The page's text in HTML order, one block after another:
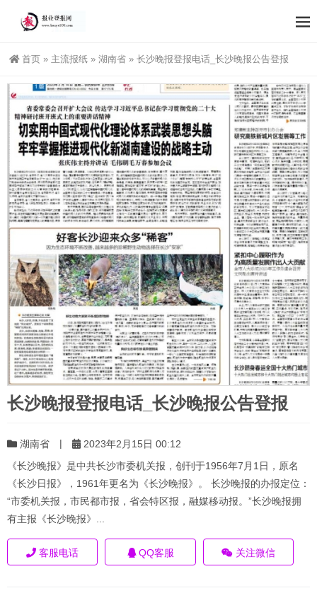
首页 » 主流报纸 » 湖南省 » 长沙晚报登报电话_长沙晚报公告登报
长沙晚报登报电话_长沙晚报公告登报
湖南省 |
2023年2月15日 00:12
《长沙晚报》是中共长沙市委机关报，创刊于1956年7月1日，原名
《长沙日报》，1961年更名为《长沙晚报》。 长沙晚报的办报定位：
“市委机关报，市民都市报，省会特区报，融媒移动报。”长沙晚报拥
有主报《长沙晚报》...
客服电话 QQ客服 关注微信